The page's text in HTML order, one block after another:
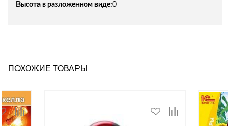
Высота в разложенном виде:0
ПОХОЖИЕ ТОВАРЫ